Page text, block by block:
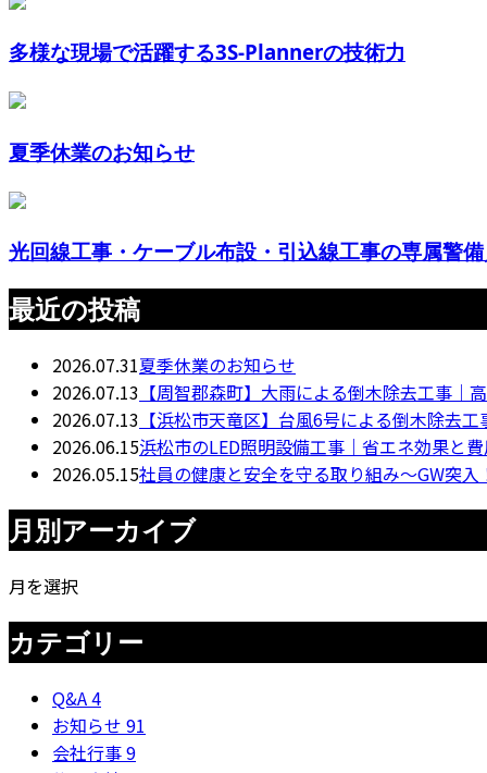
多様な現場で活躍する3S-Plannerの技術力
夏季休業のお知らせ
光回線工事・ケーブル布設・引込線工事の専属警備
最近の投稿
2026.07.31夏季休業のお知らせ
2026.07.13 【周智郡森町】大雨による倒木除去工事｜
2026.07.13 【浜松市天竜区】台風6号による倒木除去
2026.06.15浜松市のLED照明設備工事｜省エネ効果と
2026.05.15社員の健康と安全を守る取り組み〜GW突
月別アーカイブ
月を選択
カテゴリー
Q&A4
お知らせ 91
会社行事9